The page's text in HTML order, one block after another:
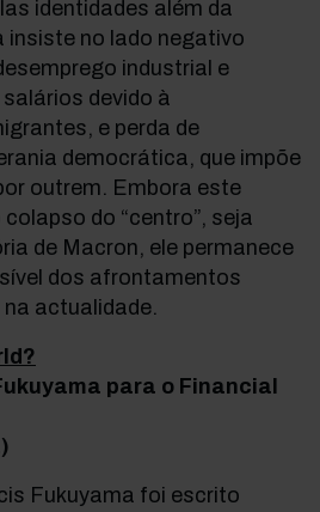
identidades além da
insiste no lado negativo
industrial e
devido à
e perda de
democrática, que impõe
outrem. Embora este
do “centro”, seja
de Macron, ele permanece
dos afrontamentos
actualidade.
para o Financial
Fukuyama foi escrito